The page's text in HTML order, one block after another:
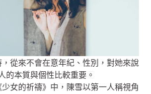
，從來不會在意年紀、性別，對她來說
的本質與個性比較重要。
女的祈禱》中，陳雪以第一人稱視角